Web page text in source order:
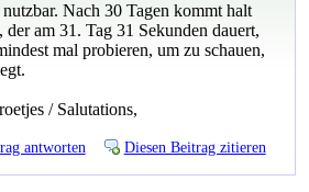
Nach 30 Tagen kommt halt
am 31. Tag 31 Sekunden dauert,
mal probieren, um zu schauen,
/ Salutations,
antworten Diesen Beitrag zitieren